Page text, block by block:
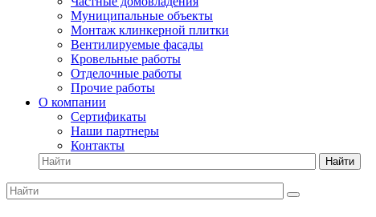
Муниципальные объекты
Монтаж клинкерной плитки
Вентилируемые фасады
Кровельные работы
Отделочные работы
Прочие работы
О компании
Сертификаты
Наши партнеры
Контакты
Найти